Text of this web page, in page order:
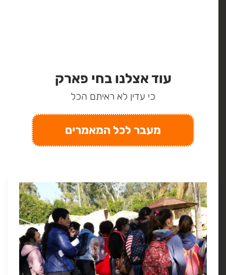
עוד אצלנו בחי פארק
כי עדין לא ראיתם הכל
מעבר לכל המאמרים